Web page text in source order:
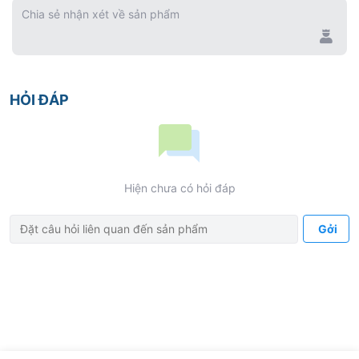
Hãng sản xuất:Coxo
ĐẶC ĐIỂM CHÍNH
Độ ồn: < 68dB
Chia sẻ nhận xét về sản phẩm
HỎI ĐÁP
Hiện chưa có hỏi đáp
Gởi